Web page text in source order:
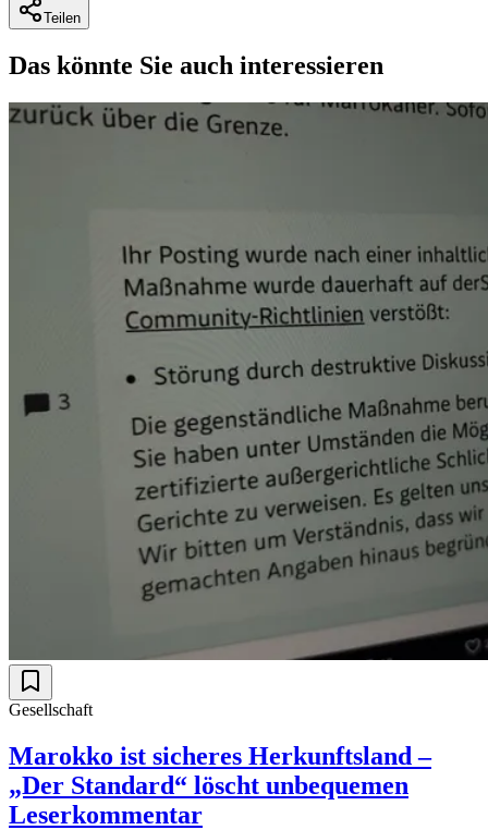
Teilen
Das könnte Sie auch interessieren
Gesellschaft
Marokko ist sicheres Herkunftsland –
„Der Standard“ löscht unbequemen
Leserkommentar